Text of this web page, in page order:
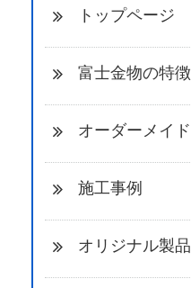
トップページ
富士金物の特徴
オーダーメイド
施工事例
オリジナル製品